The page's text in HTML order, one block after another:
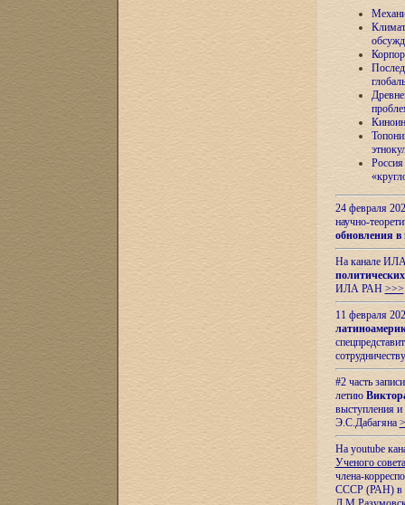
24 февраля
научно-
обновления в
На канале
ИЛА РАН >>>
11 февраля
#2 часть
летию
выступления
Э.С.Дабагяна
На youtube
Ученого
члена-
СССР (РАН) в